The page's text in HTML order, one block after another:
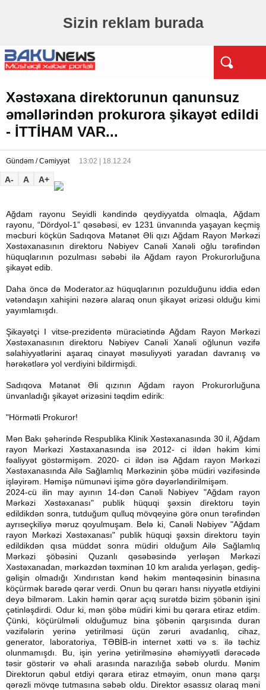
Sizin reklam burada
Xəstəxana direktorunun qanunsuz
əməllərindən prokurora şikayət edildi
- İTTİHAM VAR...
Gündəm / Cəmiyyət 13:02 | 18.12.24
A- A A+
Ağdam rayonu Seyidli kəndində qeydiyyatda olmaqla, Ağdam
rayonu, “Dördyol-1” qəsəbəsi, ev 1231 ünvanında yaşayan keçmiş
məcburi köçkün Sadıqova Mətanət Əli qızı Ağdam Rayon Mərkəzi
Xəstəxanasının direktoru Nəbiyev Canəli Xanəli oğlu tərəfindən
hüquqlarının pozulması səbəbi ilə Ağdam rayon Prokurorluğuna
şikayət edib.
Daha öncə də Moderator.az hüquqlarının pozulduğunu iddia edən
vətəndaşın xahişini nəzərə alaraq onun şikayət ərizəsi olduğu kimi
yayımlamışdı.
Şikayətçi I vitse-prezidentə müraciətində Ağdam Rayon Mərkəzi
Xəstəxanasının direktoru Nəbiyev Canəli Xanəli oğlunun vəzifə
səlahiyyətlərini aşaraq cinayət məsuliyyəti yaradan davranış və
hərəkətlərə yol verdiyini bildirmişdi.
Sadıqova Mətanət Əli qızının Ağdam rayon Prokurorluğuna
ünvanladığı şikayət ərizəsini təqdim edirik:
"Hörmətli Prokuror!
Mən Bakı şəhərində Respublika Klinik Xəstəxanasında 30 il, Ağdam
rayon Mərkəzi Xəstaxanasında isə 2012- ci ildən həkim kimi
fəaliyyət göstərmişəm. 2020- ci ildən isə Ağdam rayon Mərkəzi
Xəstəxanasında Ailə Sağlamlıq Mərkəzinin şöbə müdiri vəzifəsində
işləyirəm. Həmişə nümunəvi işimə görə dəyərləndirilmişəm.
2024-cü ilin may ayının 14-dən Canəli Nəbiyev "Ağdam rayon
Mərkəzi Xəstəxanası" publik hüquqi şəxsin direktoru təyin
edildikdən sonra, tutduğum qulluq mövqeyinə görə onun tərəfindən
ayrıseçkiliyə məruz qoyulmuşam. Belə ki, Canəli Nəbiyev "Ağdam
rayon Mərkəzi Xəstəxanası" publik hüquqi şəxsin direktoru təyin
edildikdən qısa müddət sonra müdiri olduğum Ailə Sağlamlıq
Mərkəzi şöbəsini Quzanlı qəsəbəsində yerləşən Mərkəzi
Xəstəxanadan, mərkəzdən təxminən 10 km aralıda yerləşən, gediş-
gəlişin olmadığı Xındırıstan kənd həkim məntəqəsinin binasına
köçürmək barədə qərar verdi. Onun bu qərarı hansı niyyətlə etdiyini
deyə bilmərəm. Lakin həmin qərar açıq surətdə bizim şöbənin işini
çətinləşdirdi. Odur ki, mən şöbə müdiri kimi bu qərara etiraz etdim.
Çünki, köçürülməli olduğumuz bina şöbənin qarşısında duran
vəzifələrin yerinə yetirilməsi üçün zəruri avadanlıq, cihaz,
generator, laboratoriya, TƏBİB-in internet xətti və s. ilə təchiz
olunmamışdı. Bu, işin yerinə yetirilməsinə əhəmiyyətli dərəcədə
təsir göstərir və əhali arasında narazılığa səbəb olurdu. Mənim
Direktorun qəbul etdiyi qərara etiraz etməyim, onun mənə qarşı
qərəzli mövqe tutmasına səbəb oldu. Direktor əsassız olaraq məni